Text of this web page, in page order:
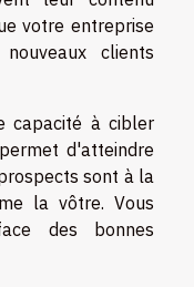
votre entreprise
clients
capacité à cibler
d'atteindre
sont à la
la vôtre. Vous
des bonnes